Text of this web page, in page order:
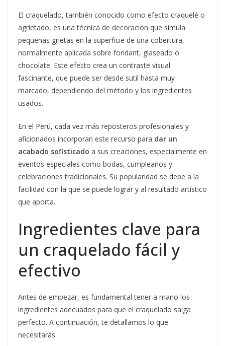
El craquelado, también conocido como efecto craquelé o
agrietado, es una técnica de decoración que simula
pequeñas grietas en la superficie de una cobertura,
normalmente aplicada sobre fondant, glaseado o
chocolate. Este efecto crea un contraste visual
fascinante, que puede ser desde sutil hasta muy
marcado, dependiendo del método y los ingredientes
usados.
En el Perú, cada vez más reposteros profesionales y
aficionados incorporan este recurso para dar un
acabado sofisticado a sus creaciones, especialmente en
eventos especiales como bodas, cumpleaños y
celebraciones tradicionales. Su popularidad se debe a la
facilidad con la que se puede lograr y al resultado artístico
que aporta.
Ingredientes clave para
un craquelado fácil y
efectivo
Antes de empezar, es fundamental tener a mano los
ingredientes adecuados para que el craquelado salga
perfecto. A continuación, te detallamos lo que
necesitarás: